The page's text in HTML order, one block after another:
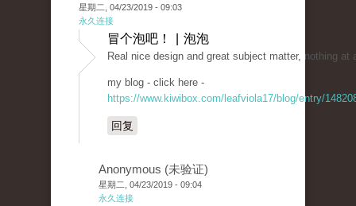
星期二, 04/23/2019 - 09:03
永久连接
冒个泡吧！ | 泡泡
Real nice design and great subject matter, nothing at
my blog - click here -
https://www.kiwibox.com/leafviola17/blog/entry/
回复
Anonymous (未验证)
星期二, 04/23/2019 - 09:04
永久连接